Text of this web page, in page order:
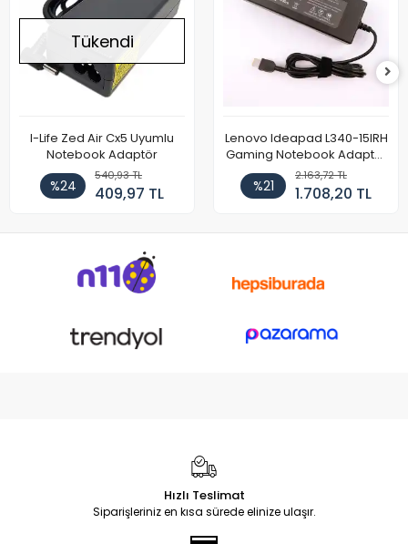
Tükendi
I-Life Zed Air Cx5 Uyumlu
Notebook Adaptör
%24
540,93 TL
409,97 TL
Lenovo Ideapad L340-15IRH
Gaming Notebook Adaptör
Cihazı Şarj Aleti (150W)
%21
2.163,72 TL
1.708,20 TL
Hızlı Teslimat
Siparişleriniz en kısa sürede elinize ulaşır.